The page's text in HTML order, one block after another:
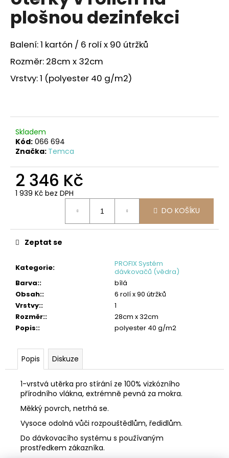
5
hvězdiček.
plošnou dezinfekci
Balení: 1 kartón / 6 rolí x 90 útržků
Rozměr: 28cm x 32cm
Vrstvy: 1 (polyester 40 g/m2)
Skladem
Kód: 066 694
Značka: Temca
2 346 Kč
1 939 Kč bez DPH
DO KOŠÍKU
Kategorie:
PROFIX Systém
dávkovačů (vědra)
Barva::
bílá
Obsah::
6 rolí x 90 útržků
Vrstvy::
1
Rozměr::
28cm x 32cm
Popis:: polyester 40 g/m2
Zeptat se
Popis Diskuze
1-vrstvá utěrka pro stírání ze 100% vizkózního
přírodního vlákna, extrémně pevná za mokra.
Měkký povrch, netrhá se.
Vysoce odolná vůči rozpouštědlům, ředidlům.
Do dávkovacího systému s používaným
prostředkem zákazníka.
a
j
í
t
?
HLEDAT
D
o
p
o
č
u
e
e
TORK
PRŮMYSLOVÁ
ČISTICÍ
UTĚRKA
LOW-
LINT
4
242
Kč